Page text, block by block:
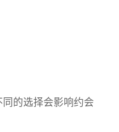
的选择会影响约会